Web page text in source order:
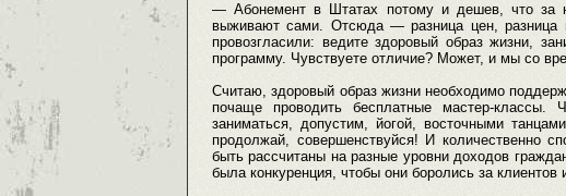
— Абонемент в Штатах потому и дешев, что за
выживают сами. Отсюда — разница цен, разница
провозгласили: ведите здоровый образ жизни,
программу. Чувствуете отличие? Может, и мы со
Считаю, здоровый образ жизни необходимо
почаще проводить бесплатные мастер-классы.
заниматься, допустим, йогой, восточными
продолжай, совершенствуйся! И количественно
быть рассчитаны на разные уровни доходов
была конкуренция, чтобы они боролись за